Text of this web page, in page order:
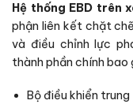
Hệ thống EBD trên
phận liên kết chặt
và điều chỉnh lực
thành phần chính bao
Bộ điều khiển